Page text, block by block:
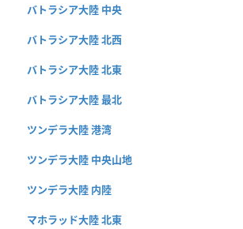
バトラシア大陸 中央
バトラシア大陸 北西
バトラシア大陸 北東
バトラシア大陸 最北
ツンデラ大陸 港湾
ツンデラ大陸 中央山地
ツンデラ大陸 内陸
マホラッド大陸 北東